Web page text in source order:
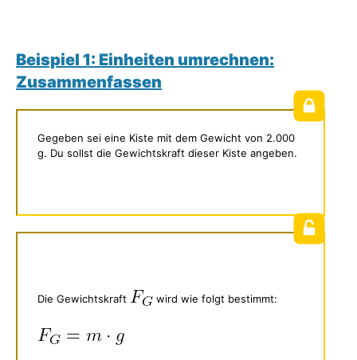
Beispiel 1: Einheiten umrechnen:
Zusammenfassen
Gegeben sei eine Kiste mit dem Gewicht von 2.000
g. Du sollst die Gewichtskraft dieser Kiste angeben.
Die Gewichtskraft wird wie folgt bestimmt: